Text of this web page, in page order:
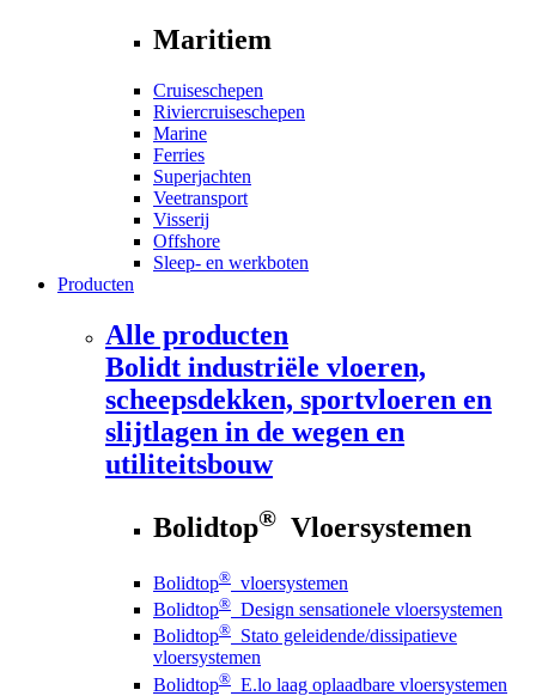
Maritiem
Cruiseschepen
Riviercruiseschepen
Marine
Ferries
Superjachten
Veetransport
Visserij
Offshore
Sleep- en werkboten
Producten
Alle producten
Bolidt industriële vloeren,
scheepsdekken, sportvloeren en
slijtlagen in de wegen en
utiliteitsbouw
Bolidtop® Vloersystemen
Bolidtop® vloersystemen
Bolidtop® Design sensationele vloersystemen
Bolidtop® Stato geleidende/dissipatieve
vloersystemen
Bolidtop® E.lo laag oplaadbare vloersystemen